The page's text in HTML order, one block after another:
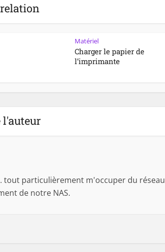
Matériel
Charger le papier de
l’imprimante
l'auteur
tout particulièrement m'occuper du réseau
de notre NAS.